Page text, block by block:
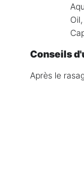
Conseils
Après le